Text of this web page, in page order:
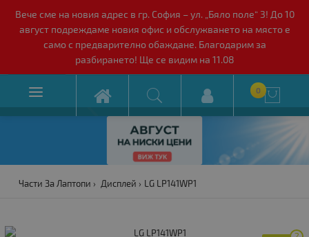
Вече сме на новия адрес в гр. София – ул. „Бяло поле“ 3! До 10
август подреждаме новия офис и обслужването на място е
само с предварително обаждане. Благодарим за
разбирането! Ще се видим на 11.08
 0 
Части За Лаптопи Дисплей LG LP141WP1